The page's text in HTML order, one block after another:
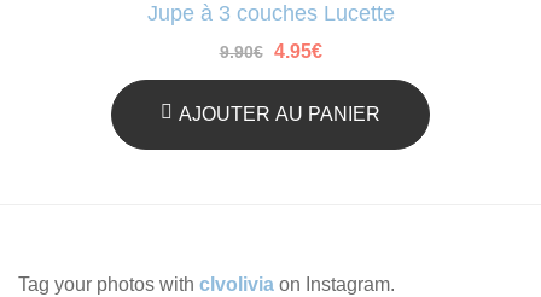
Jupe à 3 couches Lucette
9.90€ Le
était :
9.90€.
4.95€Le
est :
4.95€.
AJOUTER AU PANIER
Tag your photos with clvolivia on Instagram.